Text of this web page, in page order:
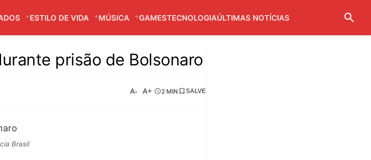
ESTILO DE VIDA MÚSICA GAMESTECNOLOGIAÚLTIMAS NOTÍCIAS
prisão de Bolsonaro
A- A+ 2 MIN SALVE
Brasil